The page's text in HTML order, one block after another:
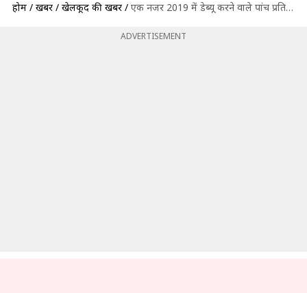
होम / खबरें / खेलकूद की खबरें / एक नजर 2019 में डेब्यू करने वाले पांच प्रतिभावान क्रिकेटर्स पर
ADVERTISEMENT